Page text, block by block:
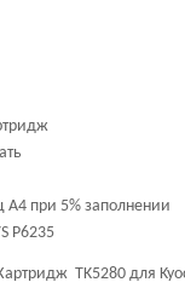
A4 при 5% заполнении
P6235
TK5280 для